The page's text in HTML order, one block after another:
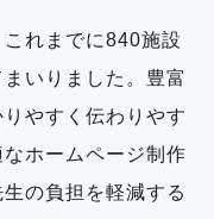
れまでに840施設
いりました。豊富
やすく伝わりやす
ホームページ制作
の負担を軽減する